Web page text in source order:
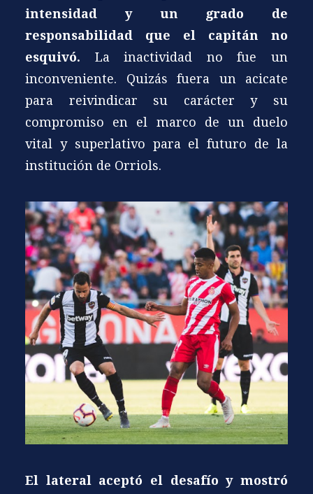
intensidad y un grado de
responsabilidad que el capitán no
esquivó. La inactividad no fue un
inconveniente. Quizás fuera un acicate
para reivindicar su carácter y su
compromiso en el marco de un duelo
vital y superlativo para el futuro de la
institución de Orriols.
El lateral aceptó el desafío y mostró